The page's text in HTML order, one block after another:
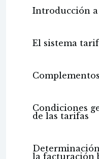
Introducción
El sistema
Condiciones
de las tarifas
la facturación